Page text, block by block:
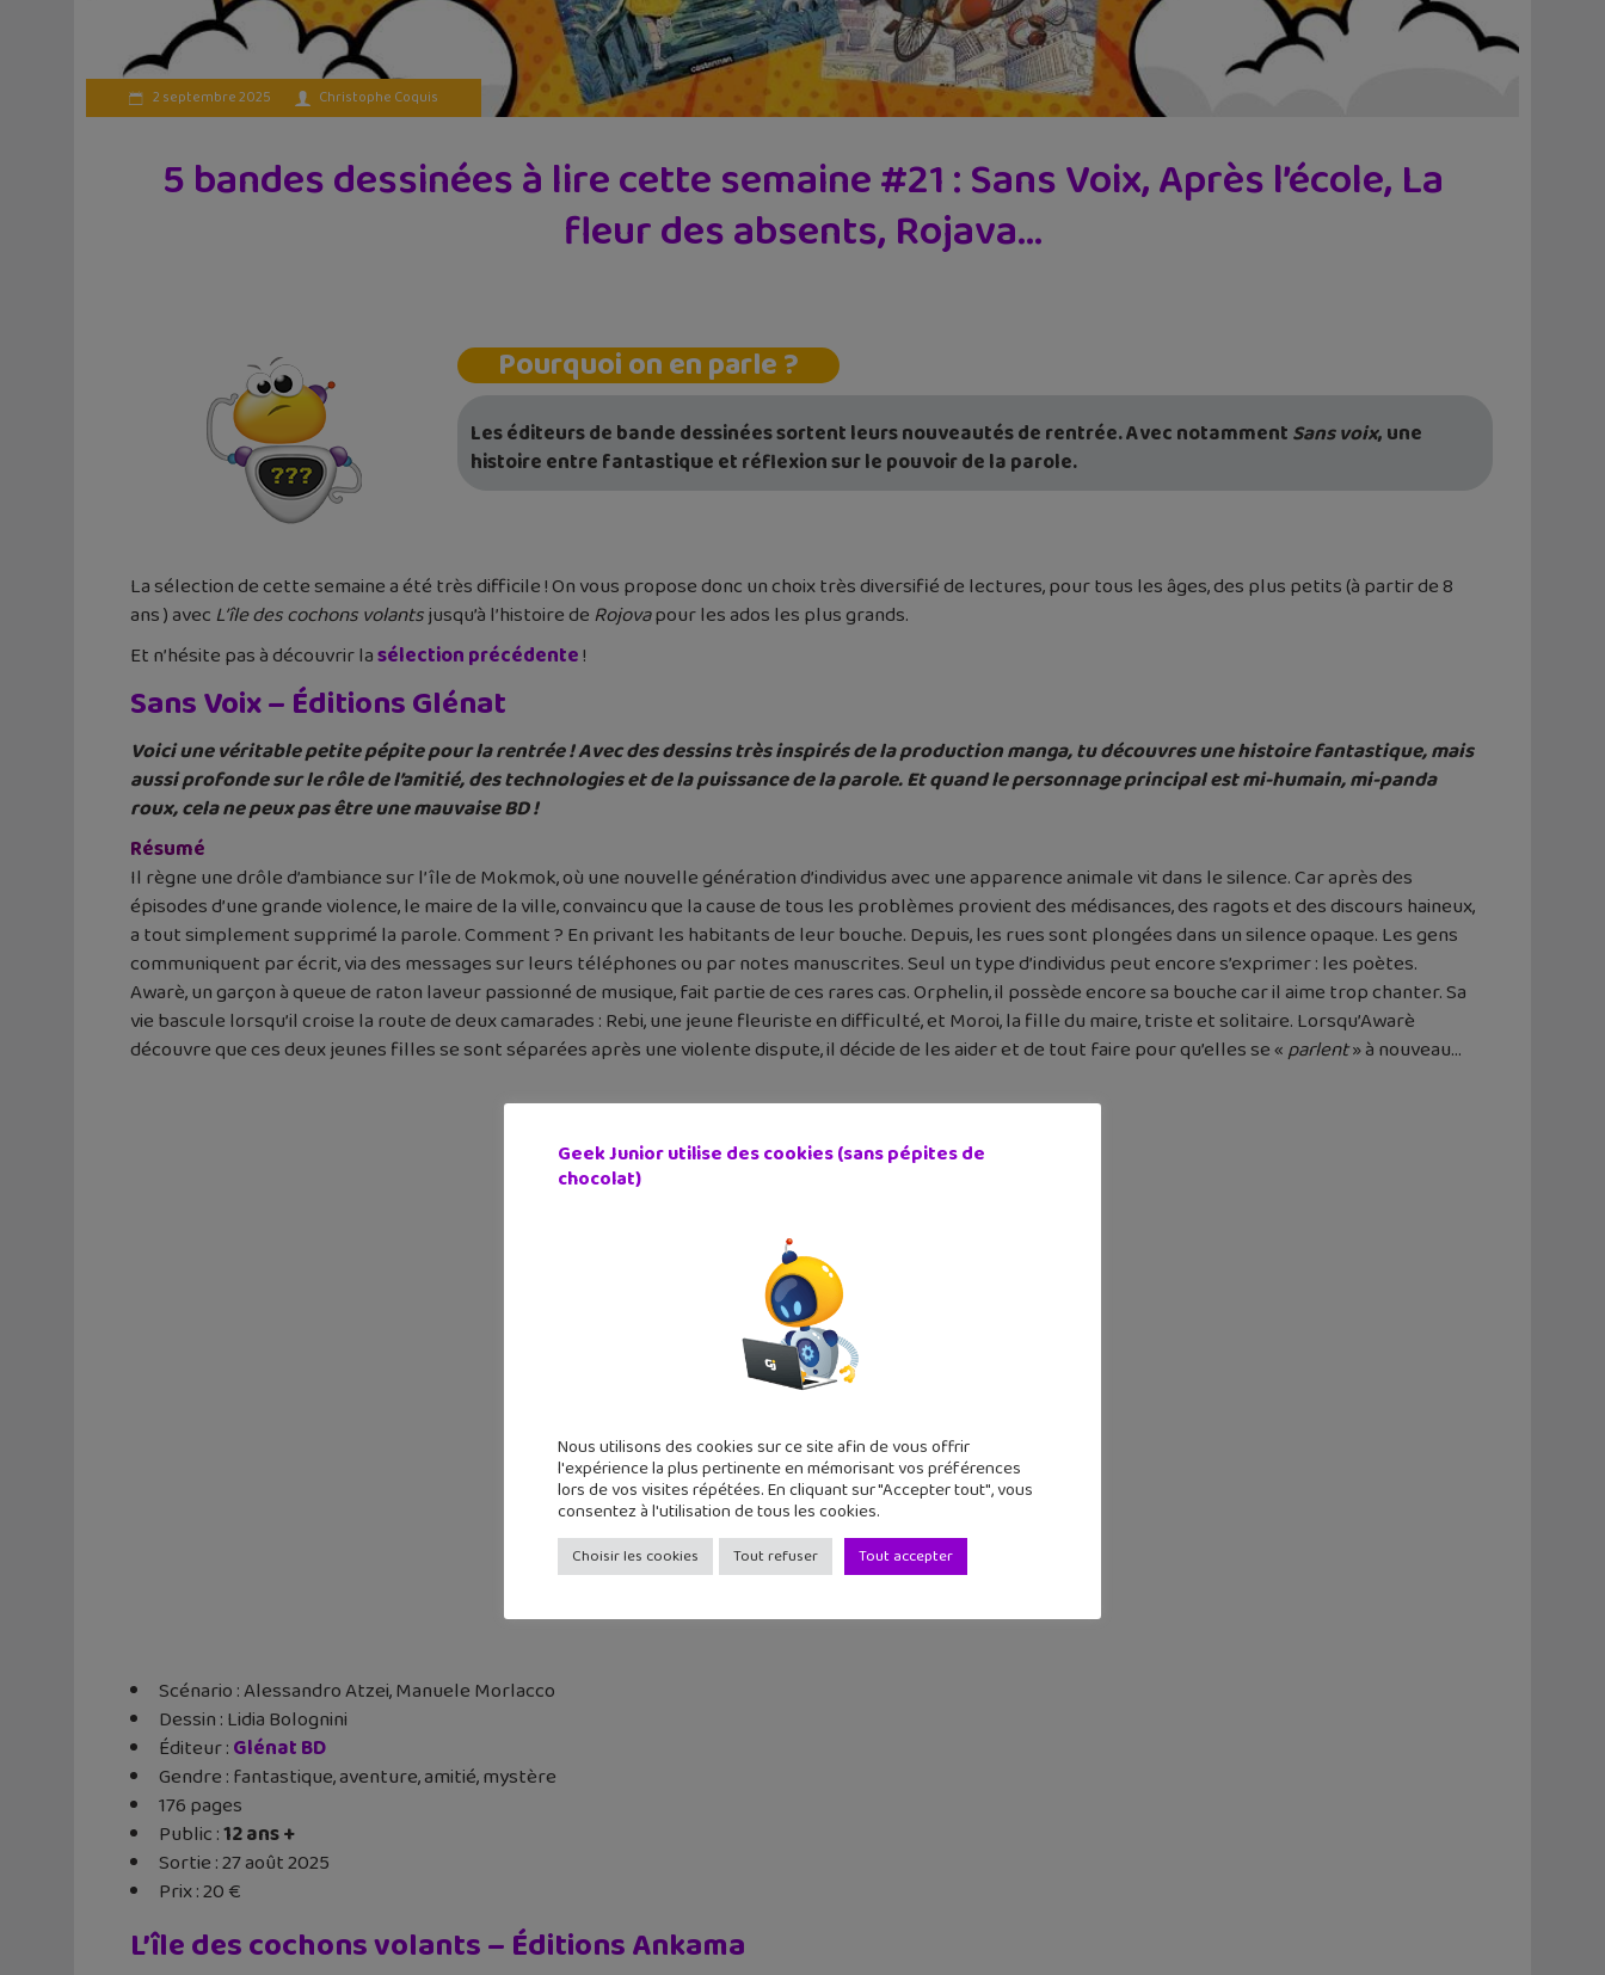
2 septembre 2025 Christophe Coquis
5 bandes dessinées à lire cette semaine #21 : Sans Voix, Après l’école, La
fleur des absents, Rojava…
Pourquoi on en parle ?
Les éditeurs de bande dessinées sortent leurs nouveautés de rentrée. Avec notammentSans voix, une
histoire entre fantastique et réflexion sur le pouvoir de la parole.
La sélection de cette semaine a été très difficile ! On vous propose donc un choix très diversifié de lectures, pour tous les âges, des plus petits (à partir de 8
ans ) avec L’île des cochons volantsjusqu’à l’histoire deRojovapour les ados les plus grands.
Et n’hésite pas à découvrir lasélection précédente!
Sans Voix – Éditions Glénat
Voici une véritable petite pépite pour la rentrée ! Avec des dessins très inspirés de la production manga, tu découvres une histoire fantastique, mais
aussi profonde sur le rôle de l’amitié, des technologies et de la puissance de la parole. Et quand le personnage principal est mi-humain, mi-panda
roux, cela ne peux pas être une mauvaise BD !
Résumé
Il règne une drôle d’ambiance sur l’île de Mokmok, où une nouvelle génération d’individus avec une apparence animale vit dans le silence. Car après des
épisodes d’une grande violence, le maire de la ville, convaincu que la cause de tous les problèmes provient des médisances, des ragots et des discours haineux,
a tout simplement supprimé la parole. Comment ? En privant les habitants de leur bouche. Depuis, les rues sont plongées dans un silence opaque. Les gens
communiquent par écrit, via des messages sur leurs téléphones ou par notes manuscrites. Seul un type d’individus peut encore s’exprimer : les poètes.
Awarè, un garçon à queue de raton laveur passionné de musique, fait partie de ces rares cas. Orphelin, il possède encore sa bouche car il aime trop chanter. Sa
vie bascule lorsqu’il croise la route de deux camarades : Rebi, une jeune fleuriste en difficulté, et Moroi, la fille du maire, triste et solitaire. Lorsqu’Awarè
découvre que ces deux jeunes filles se sont séparées après une violente dispute, il décide de les aider et de tout faire pour qu’elles se «parlent» à nouveau…
Scénario : Alessandro Atzei, Manuele Morlacco
Dessin : Lidia Bolognini
Éditeur ‏:Glénat BD
Gendre : fantastique, aventure, amitié, mystère
176 pages
Public :12 ans +
Sortie : 27 août 2025
Prix : 20 €
L’île des cochons volants – Éditions Ankama
Geek Junior utilise des cookies (sans pépites de
chocolat)
Nous utilisons des cookies sur ce site afin de vous offrir
l'expérience la plus pertinente en mémorisant vos préférences
lors de vos visites répétées. En cliquant sur "Accepter tout", vous
consentez à l'utilisation de tous les cookies.
Choisir les cookies Tout refuser Tout accepter